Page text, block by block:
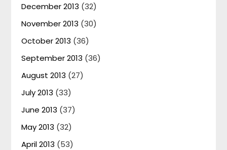
December 2013 (32)
November 2013 (30)
October 2013 (36)
September 2013 (36)
August 2013 (27)
July 2013 (33)
June 2013 (37)
May 2013 (32)
April 2013 (53)